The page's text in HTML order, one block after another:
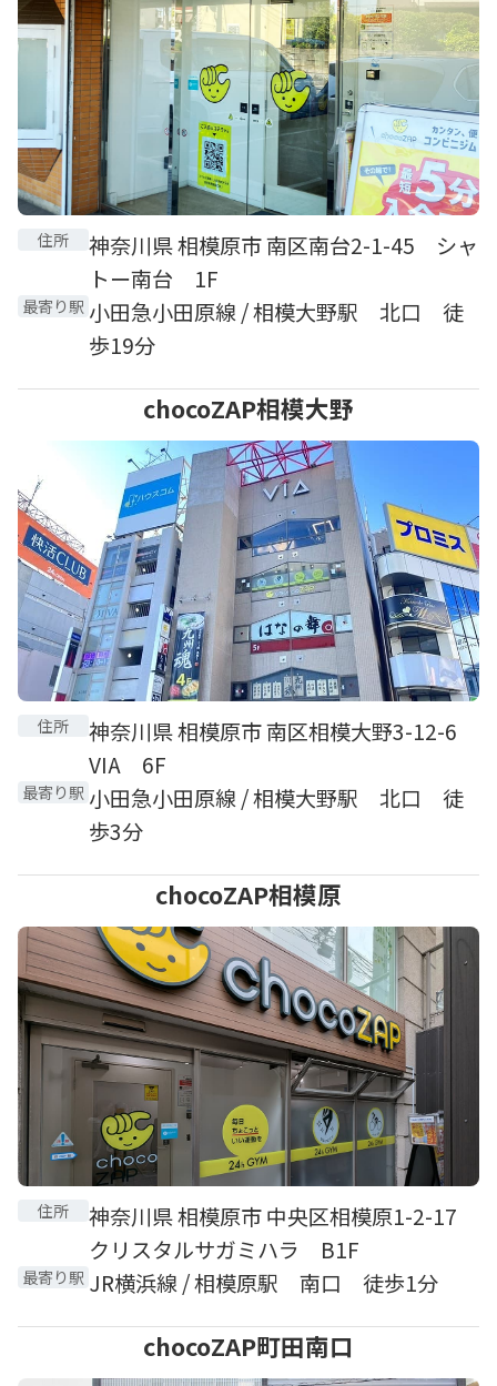
住所
神奈川県 相模原市 南区南台2-1-45 シャ
トー南台 1F
最寄り駅 小田急小田原線 / 相模大野駅 北口 徒
歩19分
chocoZAP相模大野
住所
神奈川県 相模原市 南区相模大野3-12-6
VIA 6F
最寄り駅 小田急小田原線 / 相模大野駅 北口 徒
歩3分
chocoZAP相模原
住所
神奈川県 相模原市 中央区相模原1-2-17
クリスタルサガミハラ B1F
最寄り駅 JR横浜線 / 相模原駅 南口 徒歩1分
chocoZAP町田南口